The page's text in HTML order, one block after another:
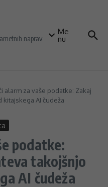
naprav
Me
nu
alarm za vaše podatke: Zakaj
AI čudeža
podatke:
takojšnjo
AI čudeža